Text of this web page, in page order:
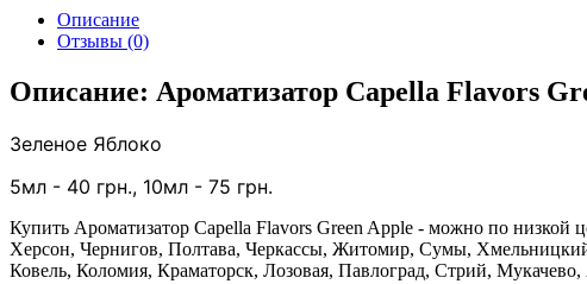
Описание
Отзывы (0)
Описание: Ароматизатор Capella Flavors
Зеленое Яблоко
5мл - 40 грн., 10мл - 75 грн.
Купить Ароматизатор Capella Flavors Green Apple - можно по
Херсон, Чернигов, Полтава, Черкассы, Житомир, Сумы,
Ковель, Коломия, Краматорск, Лозовая, Павлоград, Стрий,